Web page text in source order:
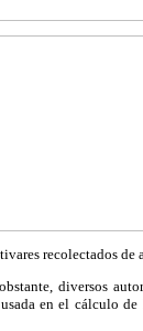
recolectados de
diversos
en el cálculo